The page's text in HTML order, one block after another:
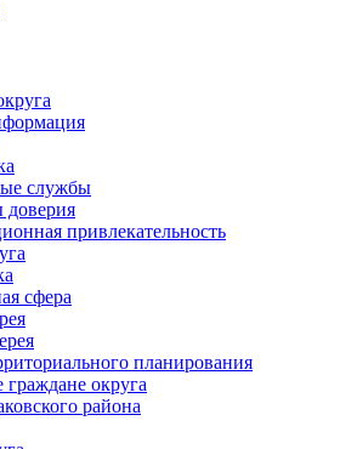
службы
доверия
привлекательность
сфера
планирования
округа
района